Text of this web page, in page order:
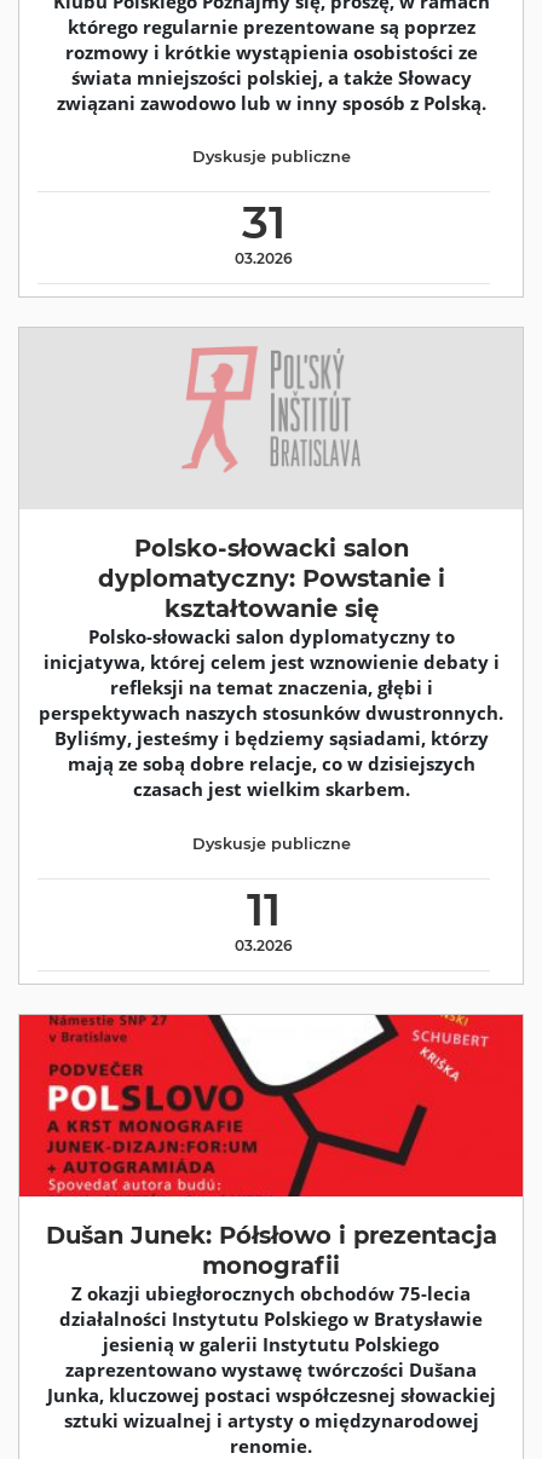
którego regularnie prezentowane są poprzez
rozmowy i krótkie wystąpienia osobistości ze
świata mniejszości polskiej, a także Słowacy
związani zawodowo lub w inny sposób z Polską.
31
03.2026
Dyskusje publiczne
Polsko-słowacki salon
dyplomatyczny: Powstanie i
kształtowanie się
Polsko-słowacki salon dyplomatyczny to
inicjatywa, której celem jest wznowienie debaty i
refleksji na temat znaczenia, głębi i
perspektywach naszych stosunków dwustronnych.
Byliśmy, jesteśmy i będziemy sąsiadami, którzy
mają ze sobą dobre relacje, co w dzisiejszych
czasach jest wielkim skarbem.
11
03.2026
Dyskusje publiczne
Dušan Junek: Półsłowo i prezentacja
monografii
Z okazji ubiegłorocznych obchodów 75-lecia
działalności Instytutu Polskiego w Bratysławie
jesienią w galerii Instytutu Polskiego
zaprezentowano wystawę twórczości Dušana
Junka, kluczowej postaci współczesnej słowackiej
sztuki wizualnej i artysty o międzynarodowej
renomie.